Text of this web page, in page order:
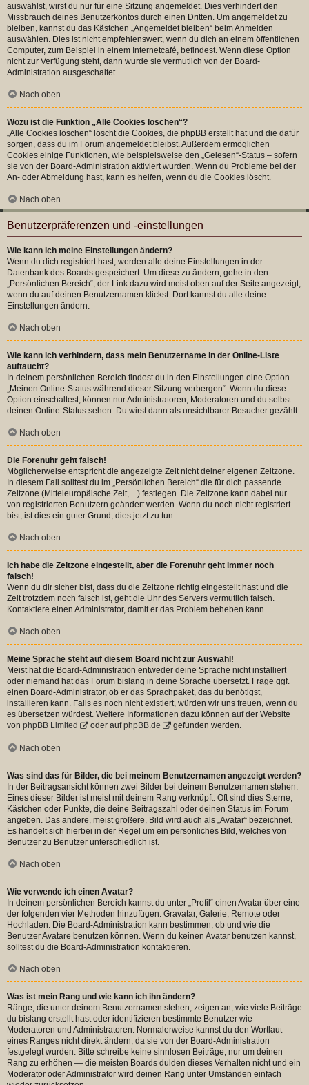
auswählst, wirst du nur für eine Sitzung angemeldet. Dies verhindert den
Missbrauch deines Benutzerkontos durch einen Dritten. Um angemeldet zu
bleiben, kannst du das Kästchen „Angemeldet bleiben“ beim Anmelden
auswählen. Dies ist nicht empfehlenswert, wenn du dich an einem öffentlichen
Computer, zum Beispiel in einem Internetcafé, befindest. Wenn diese Option
nicht zur Verfügung steht, dann wurde sie vermutlich von der Board-
Administration ausgeschaltet.
Nach oben
Wozu ist die Funktion „Alle Cookies löschen“?
„Alle Cookies löschen“ löscht die Cookies, die phpBB erstellt hat und die dafür
sorgen, dass du im Forum angemeldet bleibst. Außerdem ermöglichen
Cookies einige Funktionen, wie beispielsweise den „Gelesen“-Status – sofern
sie von der Board-Administration aktiviert wurden. Wenn du Probleme bei der
An- oder Abmeldung hast, kann es helfen, wenn du die Cookies löscht.
Nach oben
Benutzerpräferenzen und -einstellungen
Wie kann ich meine Einstellungen ändern?
Wenn du dich registriert hast, werden alle deine Einstellungen in der
Datenbank des Boards gespeichert. Um diese zu ändern, gehe in den
„Persönlichen Bereich“; der Link dazu wird meist oben auf der Seite angezeigt,
wenn du auf deinen Benutzernamen klickst. Dort kannst du alle deine
Einstellungen ändern.
Nach oben
Wie kann ich verhindern, dass mein Benutzername in der Online-Liste
auftaucht?
In deinem persönlichen Bereich findest du in den Einstellungen eine Option
„Meinen Online-Status während dieser Sitzung verbergen“. Wenn du diese
Option einschaltest, können nur Administratoren, Moderatoren und du selbst
deinen Online-Status sehen. Du wirst dann als unsichtbarer Besucher gezählt.
Nach oben
Die Forenuhr geht falsch!
Möglicherweise entspricht die angezeigte Zeit nicht deiner eigenen Zeitzone.
In diesem Fall solltest du im „Persönlichen Bereich“ die für dich passende
Zeitzone (Mitteleuropäische Zeit, ...) festlegen. Die Zeitzone kann dabei nur
von registrierten Benutzern geändert werden. Wenn du noch nicht registriert
bist, ist dies ein guter Grund, dies jetzt zu tun.
Nach oben
Ich habe die Zeitzone eingestellt, aber die Forenuhr geht immer noch
falsch!
Wenn du dir sicher bist, dass du die Zeitzone richtig eingestellt hast und die
Zeit trotzdem noch falsch ist, geht die Uhr des Servers vermutlich falsch.
Kontaktiere einen Administrator, damit er das Problem beheben kann.
Nach oben
Meine Sprache steht auf diesem Board nicht zur Auswahl!
Meist hat die Board-Administration entweder deine Sprache nicht installiert
oder niemand hat das Forum bislang in deine Sprache übersetzt. Frage ggf.
einen Board-Administrator, ob er das Sprachpaket, das du benötigst,
installieren kann. Falls es noch nicht existiert, würden wir uns freuen, wenn du
es übersetzen würdest. Weitere Informationen dazu können auf der Website
von phpBB Limited oder aufphpBB.de gefunden werden.
Nach oben
Was sind das für Bilder, die bei meinem Benutzernamen angezeigt werden?
In der Beitragsansicht können zwei Bilder bei deinem Benutzernamen stehen.
Eines dieser Bilder ist meist mit deinem Rang verknüpft: Oft sind dies Sterne,
Kästchen oder Punkte, die deine Beitragszahl oder deinen Status im Forum
angeben. Das andere, meist größere, Bild wird auch als „Avatar“ bezeichnet.
Es handelt sich hierbei in der Regel um ein persönliches Bild, welches von
Benutzer zu Benutzer unterschiedlich ist.
Nach oben
Wie verwende ich einen Avatar?
In deinem persönlichen Bereich kannst du unter „Profil“ einen Avatar über eine
der folgenden vier Methoden hinzufügen: Gravatar, Galerie, Remote oder
Hochladen. Die Board-Administration kann bestimmen, ob und wie die
Benutzer Avatare benutzen können. Wenn du keinen Avatar benutzen kannst,
solltest du die Board-Administration kontaktieren.
Nach oben
Was ist mein Rang und wie kann ich ihn ändern?
Ränge, die unter deinem Benutzernamen stehen, zeigen an, wie viele Beiträge
du bislang erstellt hast oder identifizieren bestimmte Benutzer wie
Moderatoren und Administratoren. Normalerweise kannst du den Wortlaut
eines Ranges nicht direkt ändern, da sie von der Board-Administration
festgelegt wurden. Bitte schreibe keine sinnlosen Beiträge, nur um deinen
Rang zu erhöhen — die meisten Boards dulden dieses Verhalten nicht und ein
Moderator oder Administrator wird deinen Rang unter Umständen einfach